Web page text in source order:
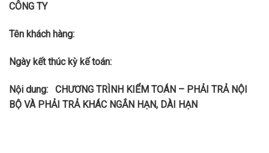
CÔNG TY
Tên khách hàng:
Ngày kết thúc kỳ kế toán:
Nội dung:
CHƯƠNG TRÌNH KIỂM TOÁN – PHẢI TRẢ NỘI
BỘ VÀ PHẢI TRẢ KHÁC NGẮN HẠN, DÀI HẠN